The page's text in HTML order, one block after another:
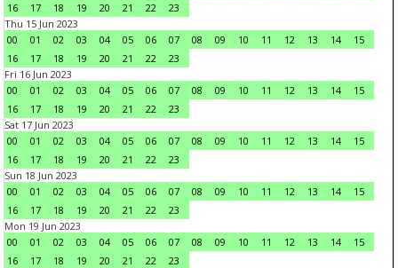
16
17 18 19 20 21 22
23
Thu 15 Jun 2023
00
01 02 03 04 05 06 07 08 09 10 11 12 13 14
15
16
17 18 19 20 21 22
23
Fri 16 Jun 2023
00
01 02 03 04 05 06 07 08 09 10 11 12 13 14
15
16
17 18 19 20 21 22
23
Sat 17 Jun 2023
00
01 02 03 04 05 06 07 08 09 10 11 12 13 14
15
16
17 18 19 20 21 22
23
Sun 18 Jun 2023
00
01 02 03 04 05 06 07 08 09 10 11 12 13 14
15
16
17 18 19 20 21 22
23
Mon 19 Jun 2023
00
01 02 03 04 05 06 07 08 09 10 11 12 13 14
15
16
17 18 19 20 21 22
23